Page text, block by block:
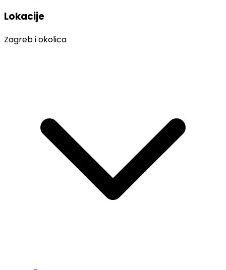
Lokacije
Zagreb i okolica